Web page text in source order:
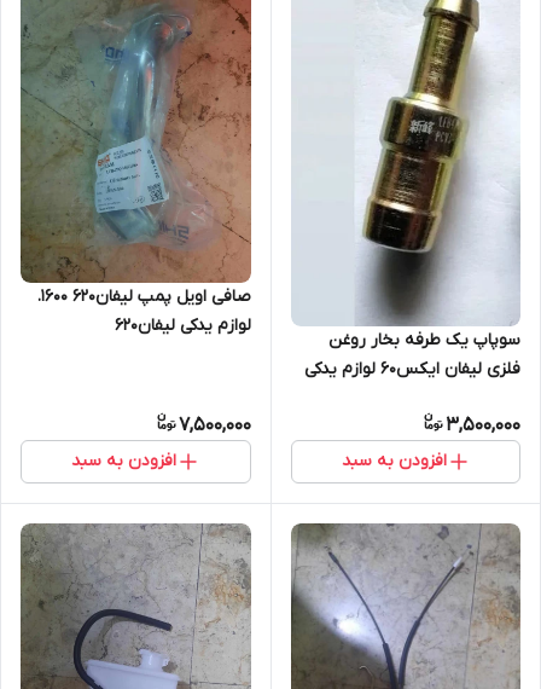
سوپاپ یک طرفه بخار روغن
فلزی لیفان ایکس۶۰ لوازم یدکی
ایکس۶۰
3,500,000
افزودن به سبد
صافی اویل پمپ لیفان۶۲۰ ۱۶۰۰.
لوازم یدکی لیفان۶۲۰
7,500,000
افزودن به سبد